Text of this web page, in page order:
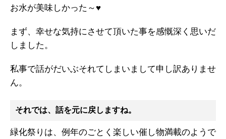
お水が美味しかった～♥
まず、幸せな気持にさせて頂いた事を感慨深く思いだ
しました。
私事で話がだいぶそれてしまいまして申し訳ありませ
ん。
それでは、話を元に戻しますね。
緑化祭りは、例年のごとく楽しい催し物満載のようで